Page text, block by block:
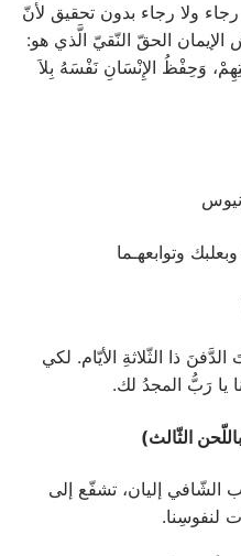
ولا رجاء بدون تحقيق لأنّ
الإيمان الحقّ النّقيّ الَّذي هو:
وَحِفْظُ الإِنْسَانِ نَفْسَهُ بِلاَ
وتوابعهـما
ذا الثّلاثةِ الأيّام. لكي
يا رَبُّ المجدُ لك.
الثّالث)
الشّافي إليان، تشفّع إلى
لنفوسِنا.